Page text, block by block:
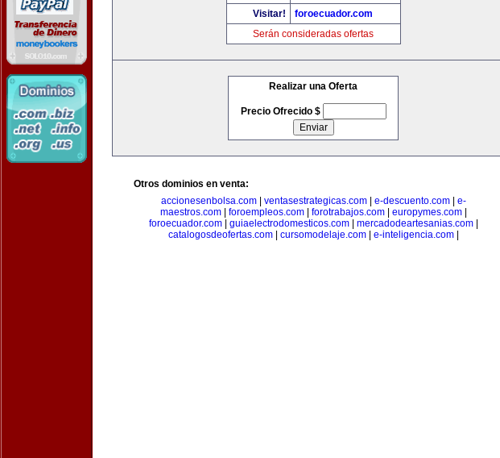
Visitar!
foroecuador.com
Serán consideradas ofertas
Realizar una Oferta
Precio Ofrecido $
Otros dominios en venta:
accionesenbolsa.com| ventasestrategicas.com| e-descuento.com| e-
maestros.com| foroempleos.com| forotrabajos.com| europymes.com|
foroecuador.com| guiaelectrodomesticos.com| mercadodeartesanias.com|
catalogosdeofertas.com| cursomodelaje.com| e-inteligencia.com|